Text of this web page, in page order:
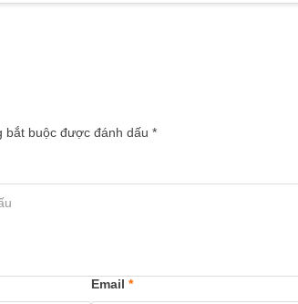
bắt buộc được đánh dấu *
Email *